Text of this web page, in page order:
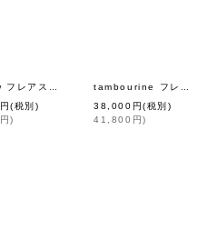
mina perhonen
shadow フレアスリーブブラウス (AES1451:GR)
円(税別)
円)
tambourine フレアスリーブブラウス (ADS1366:LBL)
38,000 円(税別)
41,800 円)